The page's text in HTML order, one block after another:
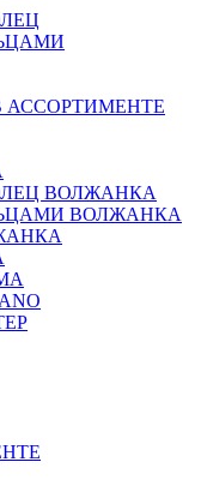
ВОЛЖАНКА
ВОЛЖАНКА